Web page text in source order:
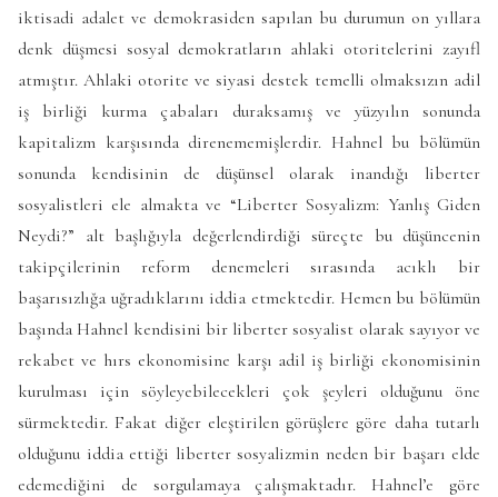
iktisadi adalet ve demokrasiden sapılan bu durumun on yıllara
denk düşmesi sosyal demokratların ahlaki otoritelerini zayıfl
atmıştır. Ahlaki otorite ve siyasi destek temelli olmaksızın adil
iş birliği kurma çabaları duraksamış ve yüzyılın sonunda
kapitalizm karşısında direnememişlerdir. Hahnel bu bölümün
sonunda kendisinin de düşünsel olarak inandığı liberter
sosyalistleri ele almakta ve “Liberter Sosyalizm: Yanlış Giden
Neydi?” alt başlığıyla değerlendirdiği süreçte bu düşüncenin
takipçilerinin reform denemeleri sırasında acıklı bir
başarısızlığa uğradıklarını iddia etmektedir. Hemen bu bölümün
başında Hahnel kendisini bir liberter sosyalist olarak sayıyor ve
rekabet ve hırs ekonomisine karşı adil iş birliği ekonomisinin
kurulması için söyleyebilecekleri çok şeyleri olduğunu öne
sürmektedir. Fakat diğer eleştirilen görüşlere göre daha tutarlı
olduğunu iddia ettiği liberter sosyalizmin neden bir başarı elde
edemediğini de sorgulamaya çalışmaktadır. Hahnel’e göre